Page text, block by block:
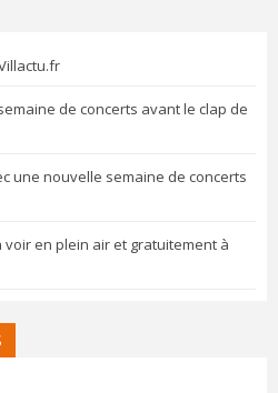
de concerts avant le clap de
une nouvelle semaine de concerts
en plein air et gratuitement à